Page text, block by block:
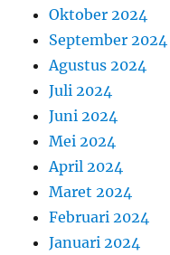
Oktober 2024
September 2024
Agustus 2024
Juli 2024
Juni 2024
Mei 2024
April 2024
Maret 2024
Februari 2024
Januari 2024